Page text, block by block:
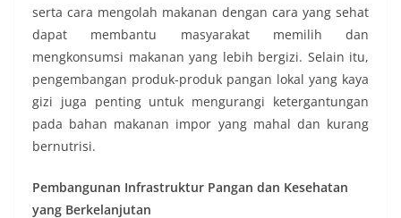
serta cara mengolah makanan dengan cara yang sehat
dapat membantu masyarakat memilih dan
mengkonsumsi makanan yang lebih bergizi. Selain itu,
pengembangan produk-produk pangan lokal yang kaya
gizi juga penting untuk mengurangi ketergantungan
pada bahan makanan impor yang mahal dan kurang
bernutrisi.
Pembangunan Infrastruktur Pangan dan Kesehatan
yang Berkelanjutan